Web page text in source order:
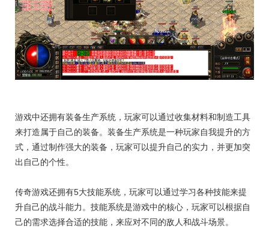
游戏中还拥有装备生产系统，玩家可以通过收集材料和制造工具
来打造属于自己的装备。装备生产系统是一种玩家自我提升的方
式，通过制作强大的装备，玩家可以提升自己的实力，并更加突
出自己的个性。
传奇游戏还拥有5大技能系统，玩家可以通过学习各种技能来提
升自己的战斗能力。技能系统是游戏中的核心，玩家可以根据自
己的需求选择合适的技能，来应对不同的敌人和战斗场景。